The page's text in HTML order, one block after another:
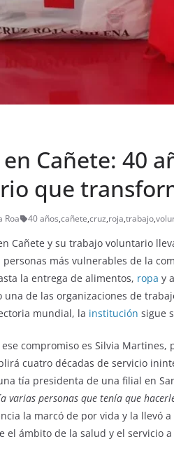
en Cañete: 40
que
Roa 40 años,cañete,cruz,roja,trabajo,
Cañete y su trabajo voluntario
más vulnerables de la
la entrega de alimentos, ropa y
una de las organizaciones de
mundial, la institución sigue
compromiso es Silvia Martines,
cuatro décadas de servicio
tía presidenta de una filial en
varias personas que tenía que
la marcó de por vida y la llevó
el ámbito de la salud y el servicio